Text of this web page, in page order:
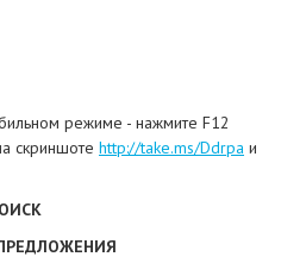
режиме - нажмите F12
скриншоте http://take.ms/Ddrpa и